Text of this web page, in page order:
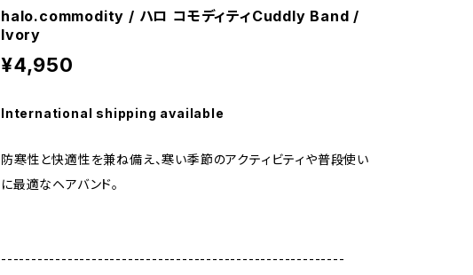
halo.commodity / ハロ コモディティCuddly Band /
Ivory
¥4,950
International shipping available
防寒性と快適性を兼ね備え、寒い季節のアクティビティや普段使い
に最適なヘアバンド。
---------------------------------------------------------